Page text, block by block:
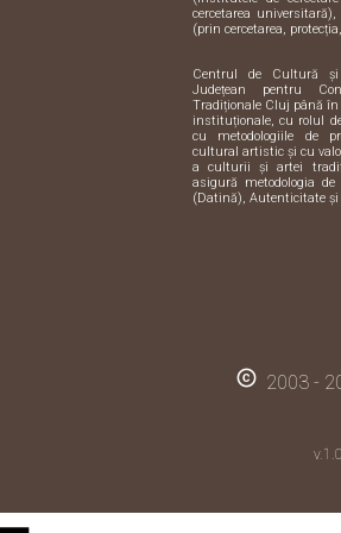
cercetarea
(prin cercetarea,
Centrul de Cultură și
Județean pentru
Tradiționale Cluj până
instituționale, cu rolul
cu metodologiile de
cultural artistic și cu
a culturii și artei
asigură metodologia
(Datină), Autenticitate
copyright 2003 -